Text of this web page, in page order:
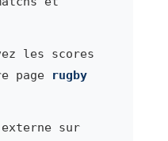
les scores
page
rugby
sur